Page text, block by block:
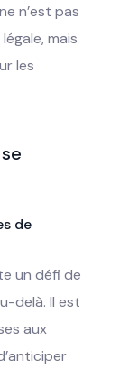
n’est pas
mais
les
de
un défi de
delà. Il est
aux